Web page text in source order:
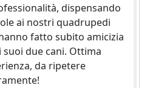
dispensando
ai nostri quadrupedi
fatto subito amicizia
suoi due cani. Ottima
da ripetere